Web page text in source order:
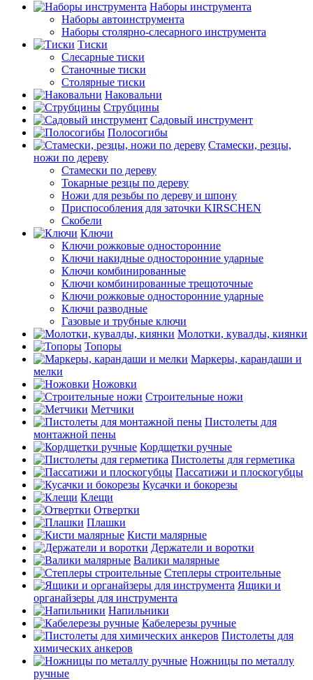
Наборы инструмента
Наборы автоинструмента
Наборы столярно-слесарного инструмента
Тиски
Слесарные тиски
Станочные тиски
Столярные тиски
Наковальни
Струбцины
Садовый инструмент
Полосогибы
Стамески, резцы,
ножи по дереву
Стамески по дереву
Токарные резцы по дереву
Ножи для резьбы по дереву и шпону
Приспособления для заточки KIRSCHEN
Скобели
Ключи
Ключи рожковые односторонние
Ключи накидные односторонние ударные
Ключи комбинированные
Ключи комбинированные трещоточные
Ключи рожковые односторонние ударные
Ключи разводные
Газовые и трубные ключи
Молотки, кувалды, киянки
Топоры
Маркеры, карандаши и
мелки
Ножовки
Строительные ножи
Метчики
Пистолеты для
монтажной пены
Кордщетки ручные
Пистолеты для герметика
Пассатижи и плоскогубцы
Кусачки и бокорезы
Клещи
Отвертки
Плашки
Кисти малярные
Держатели и воротки
Валики малярные
Степлеры строительные
Ящики и
органайзеры для инструмента
Напильники
Кабелерезы ручные
Пистолеты для
химических анкеров
Ножницы по металлу
ручные